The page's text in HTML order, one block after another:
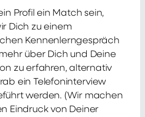
Profil ein Match sein,
Dich zu einem
Kennenlerngespräch
über Dich und Deine
zu erfahren, alternativ
ein Telefoninterview
werden. (Wir machen
Eindruck von Deiner